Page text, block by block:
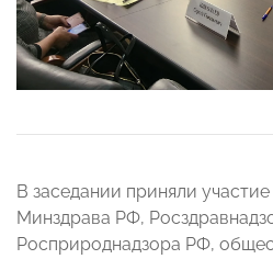
В заседании приняли
Минздрава РФ,
Росприроднадзора РФ,